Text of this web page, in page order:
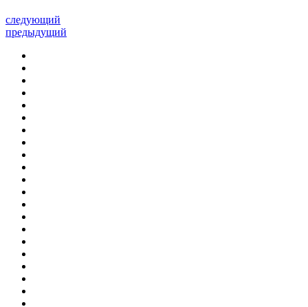
следующий
предыдущий